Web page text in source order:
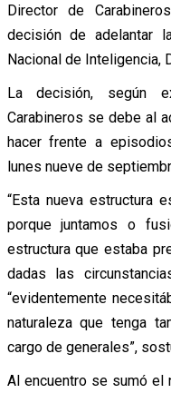
Director de
decisión de adelantar
Nacional de Inteligencia,
La decisión, según
Carabineros se debe al
hacer frente a
lunes nueve de
“Esta nueva estructura
porque juntamos o
estructura que estaba
dadas las
“evidentemente
naturaleza que tenga
cargo de generales”,
Al encuentro se sumó el